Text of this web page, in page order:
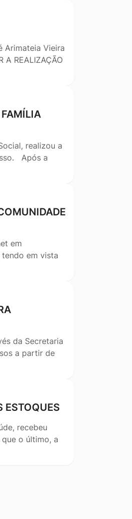
Arimateia Vieira
A REALIZAÇÃO
FAMÍLIA
realizou a
Após a
em
em vista
da Secretaria
a partir de
ESTOQUES
recebeu
o último, a